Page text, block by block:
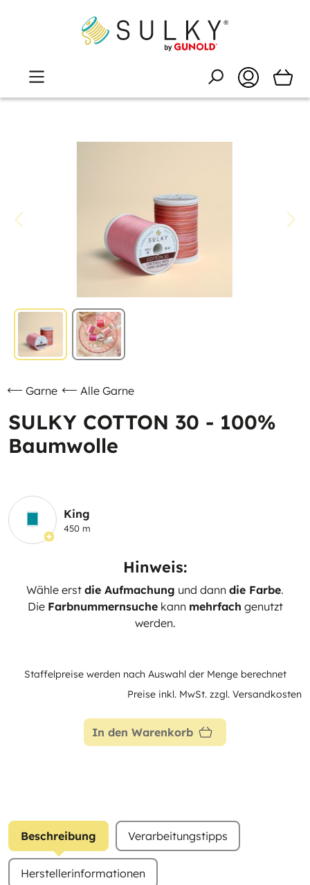
Garne Alle Garne
SULKY COTTON 30 - 100%
Baumwolle
King
450 m
Hinweis:
Wähle erst die Aufmachung und dann die Farbe.
Die Farbnummernsuchekann mehrfach genutzt
werden.
Staffelpreise werden nach Auswahl der Menge berechnet
Preise inkl. MwSt. zzgl. Versandkosten
In den Warenkorb
Beschreibung Verarbeitungstipps
Herstellerinformationen